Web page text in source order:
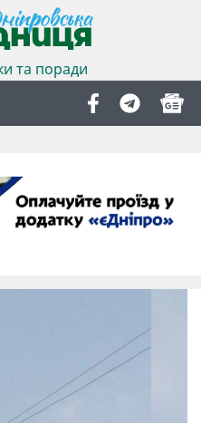
та поради